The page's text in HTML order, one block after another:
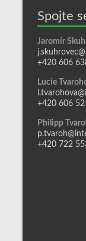
Spojte
Jaromír
+420 606
Lucie
+420 606
Philipp
+420 722